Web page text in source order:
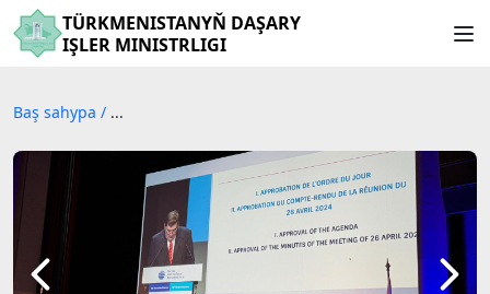
TÜRKMENISTANYŇ DAŞARY
IŞLER MINISTRLIGI
Baş sahypa / ...